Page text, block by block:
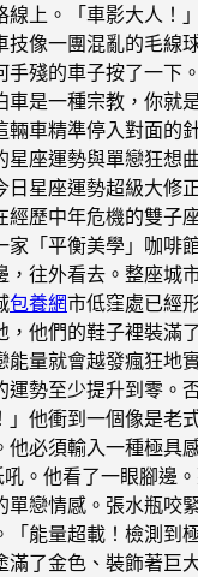
上。「車影大人！
像一團混亂的毛線
殘的車子按了一下
是一種宗教，你就
車精準停入對面的
座運勢與單戀狂想
星座運勢超級大修
歷中年危機的雙子
「平衡美學」咖啡
往外看去。整座城
包養網市低窪處已經
他們的鞋子裡裝滿
量就會越發瘋狂地
勢至少提升到零。
他衝到一個像是老
必須輸入一種極具
。他看了一眼腳邊
戀情感。張水瓶咬
能量超載！檢測到
了金色、裝飾著巨